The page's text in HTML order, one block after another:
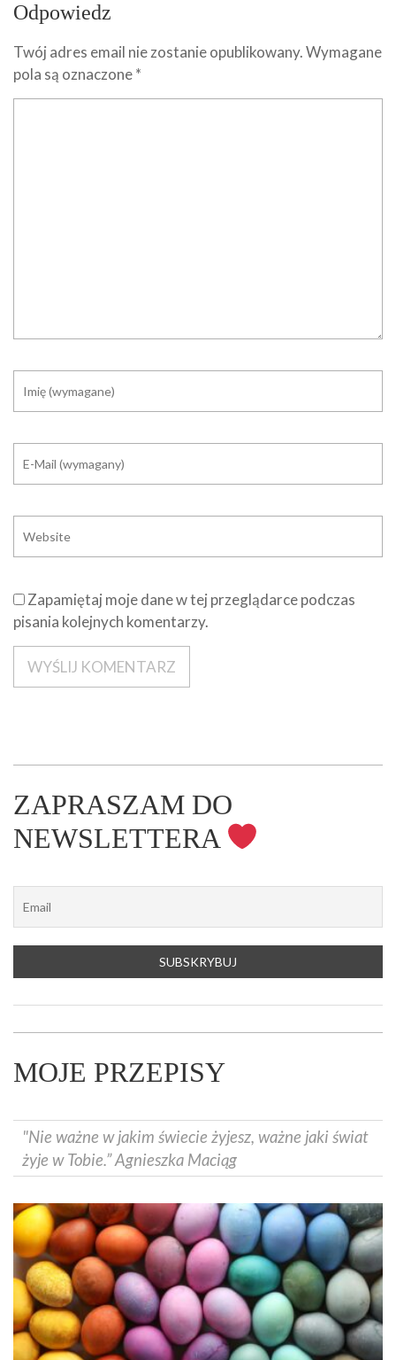
Odpowiedz
Twój adres email nie zostanie opublikowany.Wymagane
pola są oznaczone*
Zapamiętaj moje dane w tej przeglądarce podczas
pisania kolejnych komentarzy.
ZAPRASZAM DO
NEWSLETTERA
MOJE PRZEPISY
"Nie ważne w jakim świecie żyjesz, ważne jaki świat
żyje w Tobie.” Agnieszka Maciąg